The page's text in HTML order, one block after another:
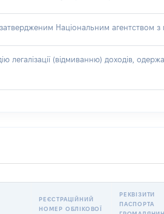
Національним агентством з
легалізації (відмиванню) доходів,
РЕЄСТРАЦІЙНИЙ
НОМЕР ОБЛІКОВОЇ
РЕКВІЗИТИ
ПАСПОРТА